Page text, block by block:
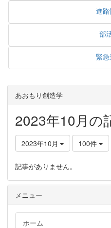
進
部
緊
あおもり創造学
2023年10月の
2023年10月 100件
記事がありません。
メニュー
ホーム